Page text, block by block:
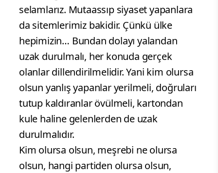
selamlarız. Mutaassıp siyaset yapanlara
da sitemlerimiz bakidir. Çünkü ülke
hepimizin… Bundan dolayı yalandan
uzak durulmalı, her konuda gerçek
olanlar dillendirilmelidir. Yani kim olursa
olsun yanlış yapanlar yerilmeli, doğruları
tutup kaldıranlar övülmeli, kartondan
kule haline gelenlerden de uzak
durulmalıdır.
Kim olursa olsun, meşrebi ne olursa
olsun, hangi partiden olursa olsun,